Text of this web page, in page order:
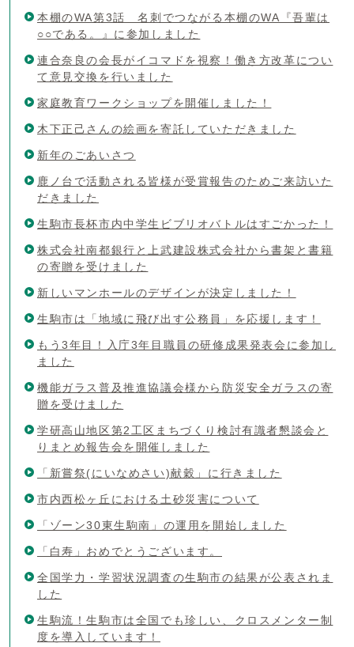
本棚のWA第3話 名刺でつながる本棚のWA『吾輩は
○○である。』に参加しました
連合奈良の会長がイコマドを視察！働き方改革につい
て意見交換を行いました
家庭教育ワークショップを開催しました！
木下正己さんの絵画を寄託していただきました
新年のごあいさつ
鹿ノ台で活動される皆様が受賞報告のためご来訪いた
だきました
生駒市長杯市内中学生ビブリオバトルはすごかった！
株式会社南都銀行と上武建設株式会社から書架と書籍
の寄贈を受けました
新しいマンホールのデザインが決定しました！
生駒市は「地域に飛び出す公務員」を応援します！
もう3年目！入庁3年目職員の研修成果発表会に参加し
ました
機能ガラス普及推進協議会様から防災安全ガラスの寄
贈を受けました
学研高山地区第2工区まちづくり検討有識者懇談会と
りまとめ報告会を開催しました
「新嘗祭(にいなめさい)献穀」に行きました
市内西松ヶ丘における土砂災害について
「ゾーン30東生駒南」の運用を開始しました
「白寿」おめでとうございます。
全国学力・学習状況調査の生駒市の結果が公表されま
した
生駒流！生駒市は全国でも珍しい、クロスメンター制
度を導入しています！